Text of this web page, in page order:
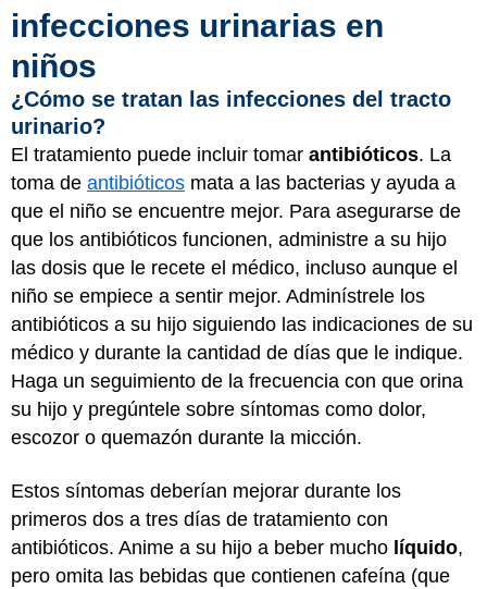
infecciones urinarias en
niños
¿Cómo se tratan las infecciones del tracto
urinario?
El tratamiento puede incluir tomar antibióticos. La
toma de antibióticos mata a las bacterias y ayuda a
que el niño se encuentre mejor. Para asegurarse de
que los antibióticos funcionen, administre a su hijo
las dosis que le recete el médico, incluso aunque el
niño se empiece a sentir mejor. Adminístrele los
antibióticos a su hijo siguiendo las indicaciones de su
médico y durante la cantidad de días que le indique.
Haga un seguimiento de la frecuencia con que orina
su hijo y pregúntele sobre síntomas como dolor,
escozor o quemazón durante la micción.
Estos síntomas deberían mejorar durante los
primeros dos a tres días de tratamiento con
antibióticos. Anime a su hijo a beber mucho líquido,
pero omita las bebidas que contienen cafeína (que